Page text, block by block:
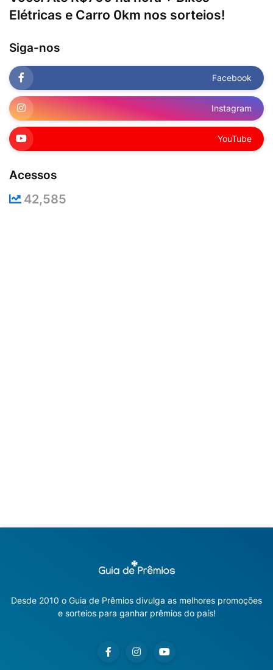
Elétricas e Carro 0km nos sorteios!
Siga-nos
Facebook
Instagram
YouTube
Acessos
42,585
Desde 2010 o Guia de Prêmios divulga as melhores promoções
e sorteios para ganhar prêmios do país!